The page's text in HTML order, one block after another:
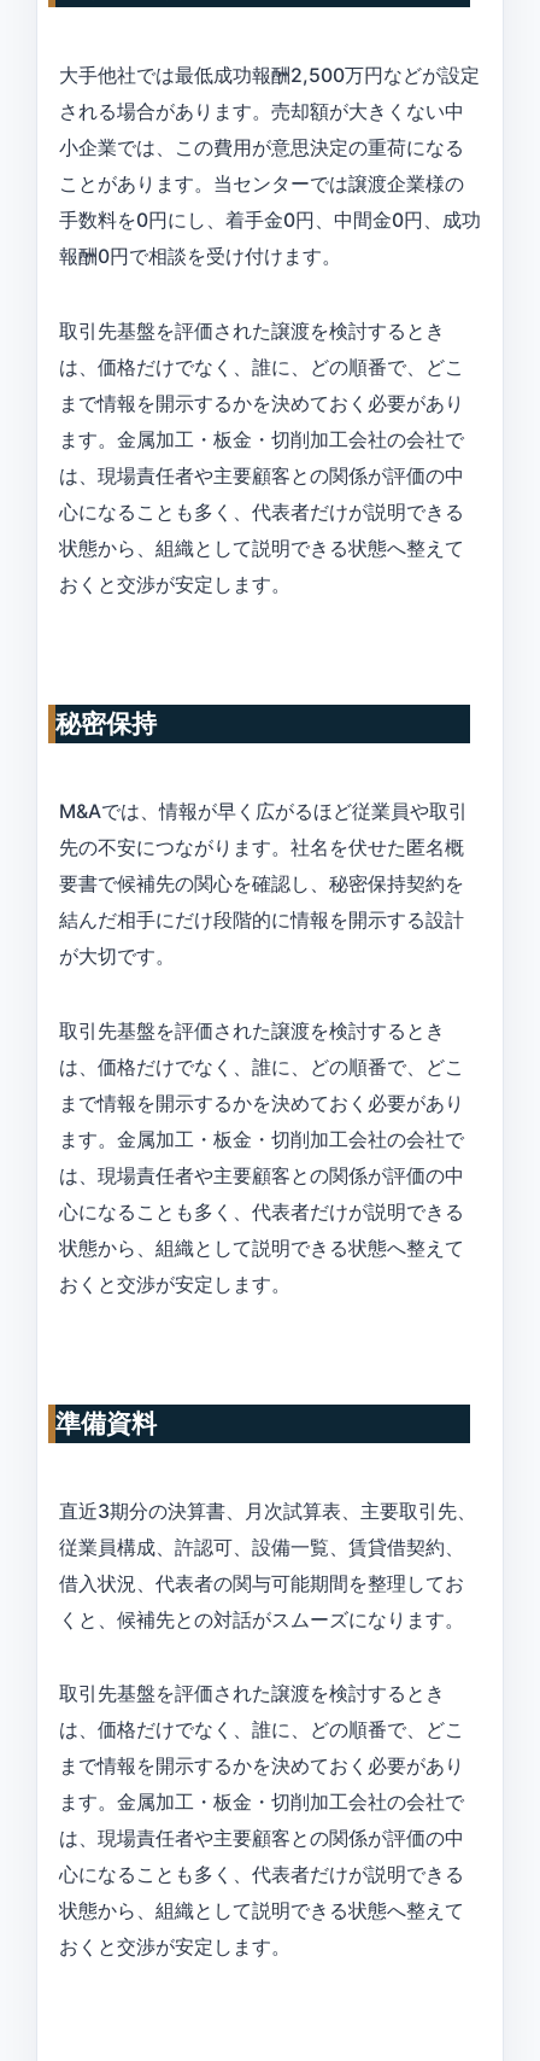
大手他社では最低成功報酬2,500万円などが設定
される場合があります。売却額が大きくない中
小企業では、この費用が意思決定の重荷になる
ことがあります。当センターでは譲渡企業様の
手数料を0円にし、着手金0円、中間金0円、成功
報酬0円で相談を受け付けます。
取引先基盤を評価された譲渡を検討するとき
は、価格だけでなく、誰に、どの順番で、どこ
まで情報を開示するかを決めておく必要があり
ます。金属加工・板金・切削加工会社の会社で
は、現場責任者や主要顧客との関係が評価の中
心になることも多く、代表者だけが説明できる
状態から、組織として説明できる状態へ整えて
おくと交渉が安定します。
秘密保持
M&Aでは、情報が早く広がるほど従業員や取引
先の不安につながります。社名を伏せた匿名概
要書で候補先の関心を確認し、秘密保持契約を
結んだ相手にだけ段階的に情報を開示する設計
が大切です。
取引先基盤を評価された譲渡を検討するとき
は、価格だけでなく、誰に、どの順番で、どこ
まで情報を開示するかを決めておく必要があり
ます。金属加工・板金・切削加工会社の会社で
は、現場責任者や主要顧客との関係が評価の中
心になることも多く、代表者だけが説明できる
状態から、組織として説明できる状態へ整えて
おくと交渉が安定します。
準備資料
直近3期分の決算書、月次試算表、主要取引先、
従業員構成、許認可、設備一覧、賃貸借契約、
借入状況、代表者の関与可能期間を整理してお
くと、候補先との対話がスムーズになります。
取引先基盤を評価された譲渡を検討するとき
は、価格だけでなく、誰に、どの順番で、どこ
まで情報を開示するかを決めておく必要があり
ます。金属加工・板金・切削加工会社の会社で
は、現場責任者や主要顧客との関係が評価の中
心になることも多く、代表者だけが説明できる
状態から、組織として説明できる状態へ整えて
おくと交渉が安定します。